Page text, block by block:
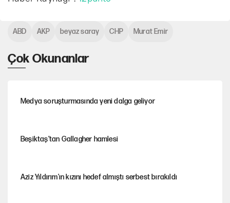
Çok Okunanlar
Medya soruşturmasında yeni dalga geliyor
Beşiktaş’tan Gallagher hamlesi
Aziz Yıldırım'ın kızını hedef almıştı serbest bırakıldı
ABD AKP beyaz saray CHP Murat Emir